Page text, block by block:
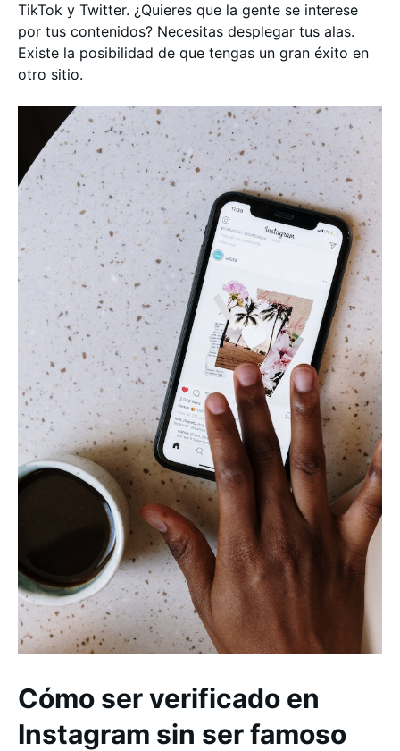
TikTok y Twitter. ¿Quieres que la gente se interese
por tus contenidos? Necesitas desplegar tus alas.
Existe la posibilidad de que tengas un gran éxito en
otro sitio.
Cómo ser verificado en
Instagram sin ser famoso